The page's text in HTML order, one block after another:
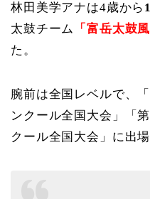
林田美学アナは4歳から
太鼓チーム
「富岳太鼓
た。
腕前は全国レベルで、
ンクール全国大会」「
クール全国大会」に出